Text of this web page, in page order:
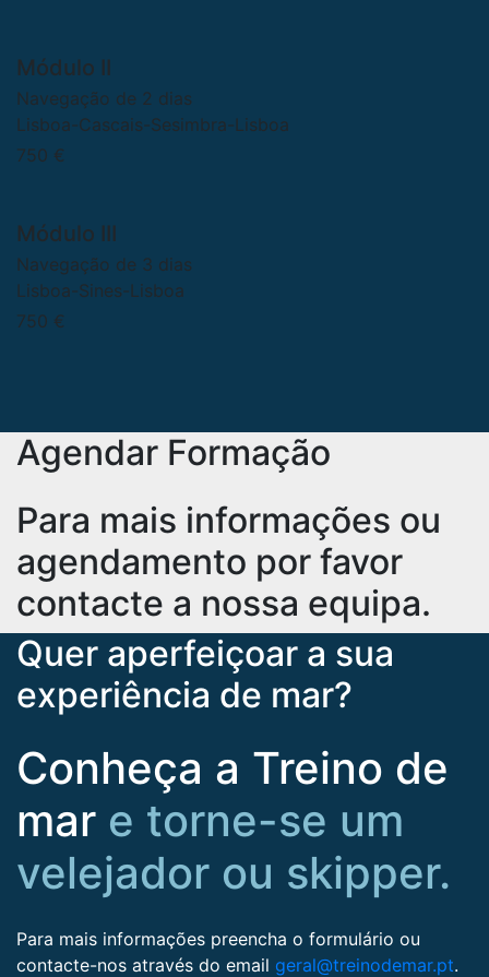
Módulo II
Navegação de 2 dias
Lisboa-Cascais-Sesimbra-Lisboa
750 €
Módulo III
Navegação de 3 dias
Lisboa-Sines-Lisboa
750 €
Agendar Formação
Para mais informações ou
agendamento por favor
contacte a nossa equipa.
Quer aperfeiçoar a sua
experiência de mar?
Conheça a Treino de
mar e torne-se um
velejador ou skipper.
Para mais informações preencha o formulário ou
contacte-nos através do email geral@treinodemar.pt.